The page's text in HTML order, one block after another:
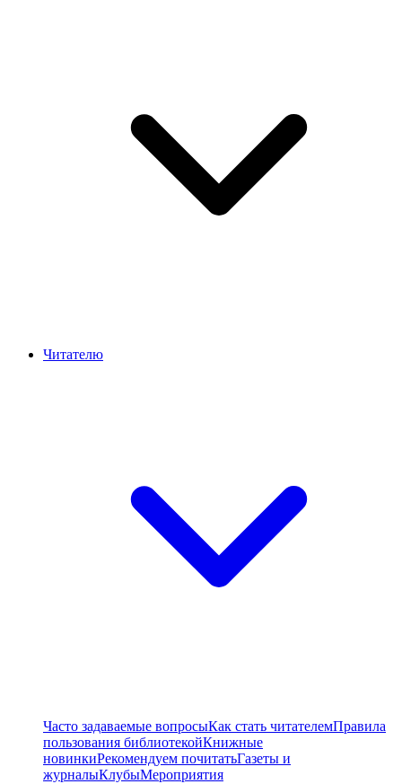
Читателю
Часто задаваемые вопросыКак стать читателемПравила
пользования библиотекойКнижные
новинкиРекомендуем почитатьГазеты и
журналыКлубыМероприятия